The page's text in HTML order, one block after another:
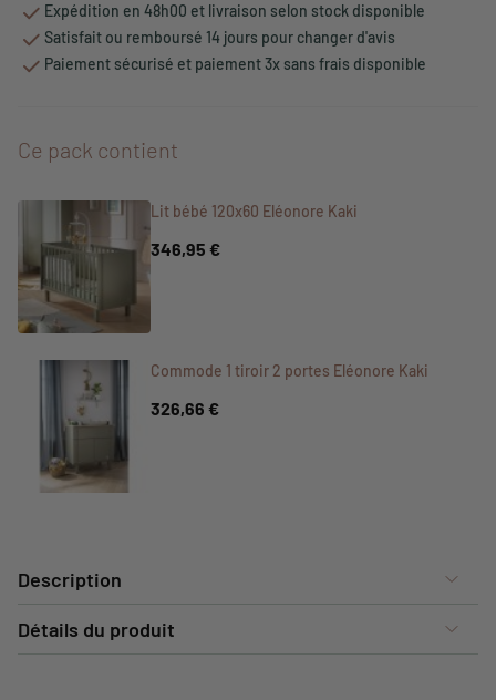
Expédition en 48h00 et livraison selon stock disponible
Satisfait ou remboursé 14 jours pour changer d'avis
Paiement sécurisé et paiement 3x sans frais disponible
Ce pack contient
Lit bébé 120x60 Eléonore Kaki
346,95 €
Commode 1 tiroir 2 portes Eléonore Kaki
326,66 €
Description
Détails du produit